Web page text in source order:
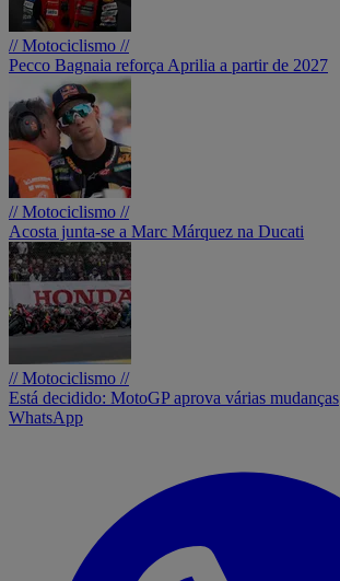
// Motociclismo //
Pecco Bagnaia reforça Aprilia a partir de 2027
// Motociclismo //
Acosta junta-se a Marc Márquez na Ducati
// Motociclismo //
Está decidido: MotoGP aprova várias mudanças
WhatsApp